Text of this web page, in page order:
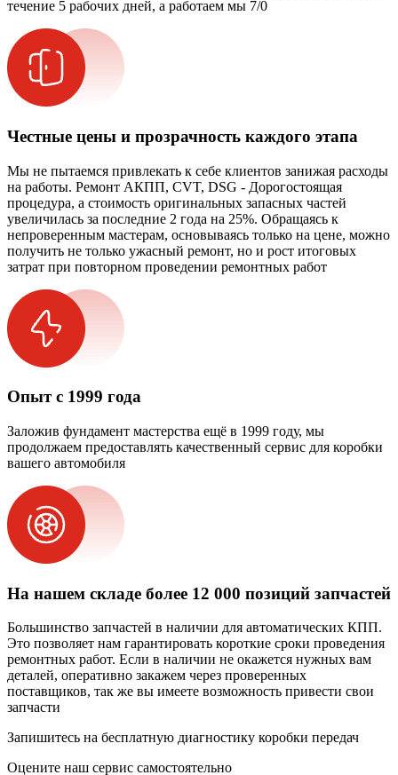
течение 5 рабочих дней, а работаем мы 7/0
Честные цены и прозрачность каждого этапа
Мы не пытаемся привлекать к себе клиентов занижая расходы
на работы. Ремонт АКПП, CVT, DSG - Дорогостоящая
процедура, а стоимость оригинальных запасных частей
увеличилась за последние 2 года на 25%. Обращаясь к
непроверенным мастерам, основываясь только на цене, можно
получить не только ужасный ремонт, но и рост итоговых
затрат при повторном проведении ремонтных работ
Опыт с 1999 года
Заложив фундамент мастерства ещё в 1999 году, мы
продолжаем предоставлять качественный сервис для коробки
вашего автомобиля
На нашем складе более 12 000 позиций запчастей
Большинство запчастей в наличии для автоматических КПП.
Это позволяет нам гарантировать короткие сроки проведения
ремонтных работ. Если в наличии не окажется нужных вам
деталей, оперативно закажем через проверенных
поставщиков, так же вы имеете возможность привести свои
запчасти
Запишитесь на бесплатную диагностику коробки передач
Оцените наш сервис самостоятельно